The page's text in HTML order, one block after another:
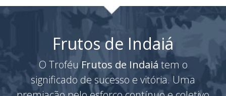
Frutos de Indaiá
O Troféu Frutos de Indaiá tem o
significado de sucesso e vitória. Uma